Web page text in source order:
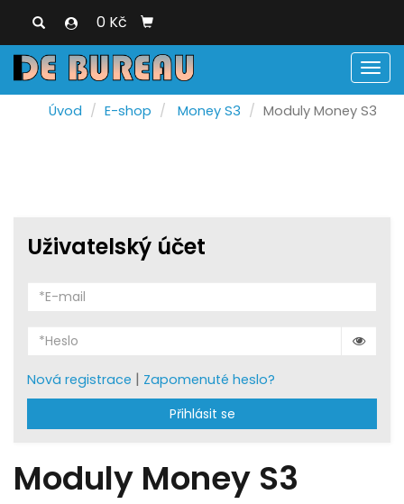
0 Kč
Úvod E-shop Money S3 Moduly Money S3
Uživatelský účet
Nová registrace | Zapomenuté heslo?
Přihlásit se
Moduly Money S3